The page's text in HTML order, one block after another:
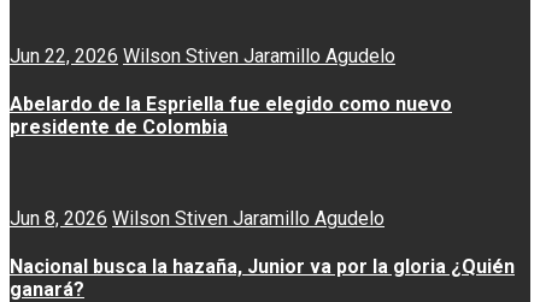
Jun 22, 2026 Wilson Stiven Jaramillo Agudelo
Abelardo de la Espriella fue elegido como nuevo
presidente de Colombia
Jun 8, 2026 Wilson Stiven Jaramillo Agudelo
Nacional busca la hazaña, Junior va por la gloria ¿Quién
ganará?